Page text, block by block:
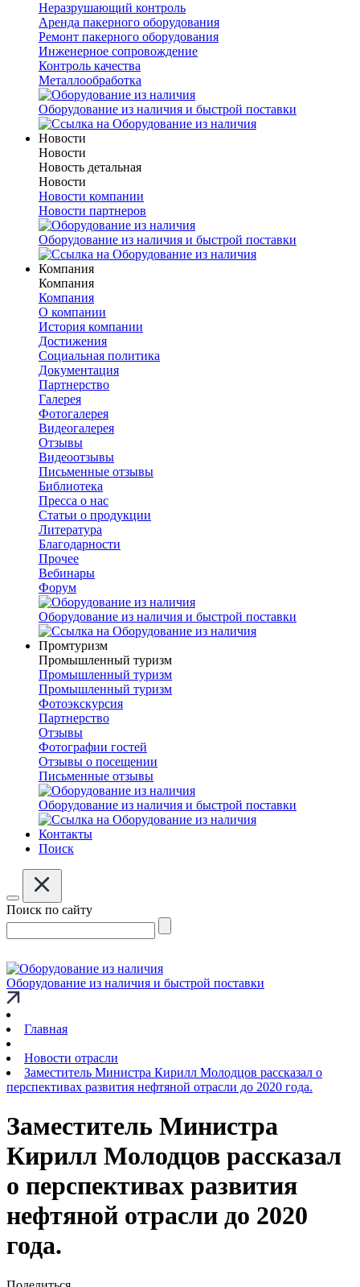
Неразрушающий контроль
Аренда пакерного оборудования
Ремонт пакерного оборудования
Инженерное сопровождение
Контроль качества
Металлообработка
Оборудование из наличия и быстрой поставки
Новости
Новости
Новость детальная
Новости
Новости компании
Новости партнеров
Оборудование из наличия и быстрой поставки
Компания
Компания
Компания
О компании
История компании
Достижения
Социальная политика
Документация
Партнерство
Галерея
Фотогалерея
Видеогалерея
Отзывы
Видеоотзывы
Письменные отзывы
Библиотека
Пресса о нас
Статьи о продукции
Литература
Благодарности
Прочее
Вебинары
Форум
Оборудование из наличия и быстрой поставки
Промтуризм
Промышленный туризм
Промышленный туризм
Промышленный туризм
Фотоэкскурсия
Партнерство
Отзывы
Фотографии гостей
Отзывы о посещении
Письменные отзывы
Оборудование из наличия и быстрой поставки
Контакты
Поиск
Поиск по сайту
Оборудование из наличия и быстрой поставки
Главная
Новости отрасли
Заместитель Министра Кирилл Молодцов рассказал о
перспективах развития нефтяной отрасли до 2020 года.
Заместитель Министра
Кирилл Молодцов рассказал
о перспективах развития
нефтяной отрасли до 2020
года.